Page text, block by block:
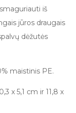
iš
jūros draugais
dėžutės
maistinis PE.
x 5,1 cm ir 11,8 x